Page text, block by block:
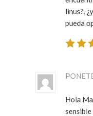
linus?,
pueda
Hola